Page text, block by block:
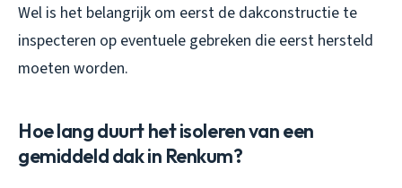
Wel is het belangrijk om eerst de dakconstructie te
inspecteren op eventuele gebreken die eerst hersteld
moeten worden.
Hoe lang duurt het isoleren van een
gemiddeld dak in Renkum?